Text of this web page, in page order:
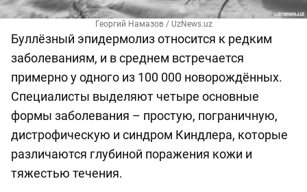
Георгий Намазов / UzNews.uz
Буллёзный эпидермолиз относится к редким
заболеваниям, и в среднем встречается
примерно у одного из 100 000 новорождённых.
Специалисты выделяют четыре основные
формы заболевания – простую, пограничную,
дистрофическую и синдром Киндлера, которые
различаются глубиной поражения кожи и
тяжестью течения.